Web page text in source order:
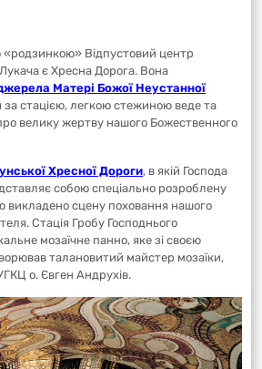
«родзинкою» Відпустовий центр
є Хресна Дорога. Вона
Матері Божої Неустанної
за стацією, легкою стежиною веде та
велику жертву нашого Божественного
Хресної Дороги, в якій Господа
собою спеціально розроблену
викладено сцену поховання нашого
Стація Гробу Господнього
мозаїчне панно, яке зі своєю
талановитий майстер мозаїки,
о. Євген Андрухів.